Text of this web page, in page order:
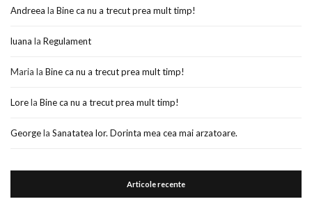
Andreea la Bine ca nu a trecut prea mult timp!
luana la Regulament
Maria la Bine ca nu a trecut prea mult timp!
Lorela Bine ca nu a trecut prea mult timp!
Georgela Sanatatea lor. Dorinta mea cea mai arzatoare.
Articole recente